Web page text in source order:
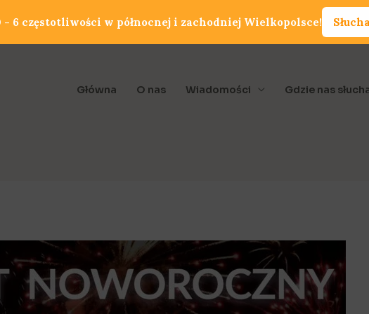
Główna O nas Wiadomości Gdzie nas
6 częstotliwości w północnej i zachodniej Wielkopolsce!